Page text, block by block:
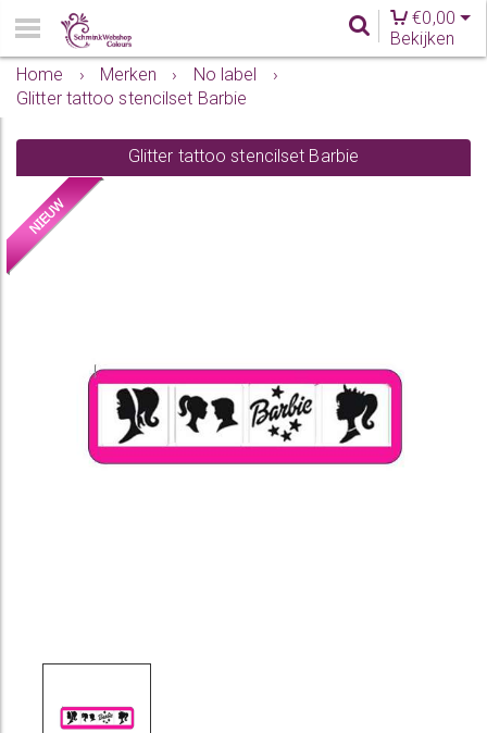
€0,00
Bekijken
Home
› Merken › No label
›
Glitter tattoo stencilset Barbie
Glitter tattoo stencilset Barbie